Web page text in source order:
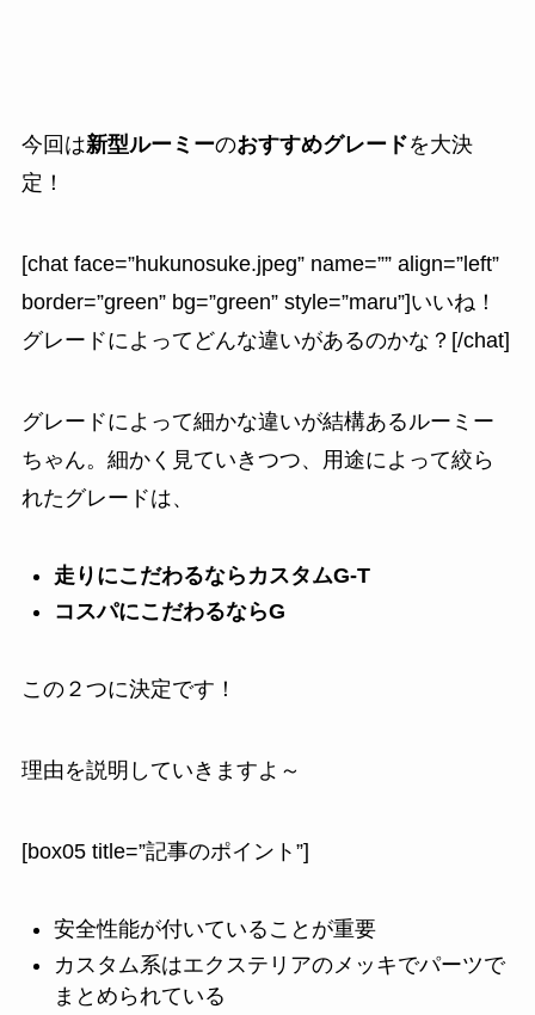
今回は新型ルーミーのおすすめグレードを大決
定！
[chat face=”hukunosuke.jpeg” name=”” align=”left”
border=”green” bg=”green” style=”maru”]いいね！
グレードによってどんな違いがあるのかな？[/chat]
グレードによって細かな違いが結構あるルーミー
ちゃん。細かく見ていきつつ、用途によって絞ら
れたグレードは、
走りにこだわるならカスタムG-T
コスパにこだわるならG
この２つに決定です！
理由を説明していきますよ～
[box05 title=”記事のポイント”]
安全性能が付いていることが重要
カスタム系はエクステリアのメッキでパーツで
まとめられている